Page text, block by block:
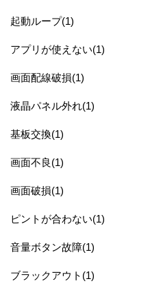
起動ループ(1)
アプリが使えない(1)
画面配線破損(1)
液晶パネル外れ(1)
基板交換(1)
画面不良(1)
画面破損(1)
ピントが合わない(1)
音量ボタン故障(1)
ブラックアウト(1)